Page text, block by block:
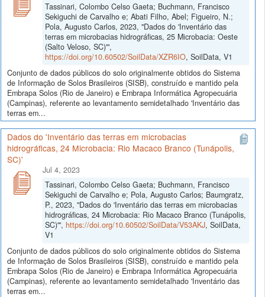
Tassinari, Colombo Celso Gaeta; Buchmann, Francisco
Sekiguchi de Carvalho e; Abati Filho, Abel; Figueiro, N.;
Pola, Augusto Carlos, 2023, "Dados do 'Inventário das
terras em microbacias hidrográficas, 25 Microbacia: Oeste
(Salto Veloso, SC)'",
https://doi.org/10.60502/SoilData/XZR6IO, SoilData, V1
Conjunto de dados públicos do solo originalmente obtidos do Sistema
de Informação de Solos Brasileiros (SISB), construído e mantido pela
Embrapa Solos (Rio de Janeiro) e Embrapa Informática Agropecuária
(Campinas), referente ao levantamento semidetalhado 'Inventário das
terras em...
Dados do 'Inventário das terras em microbacias
hidrográficas, 24 Microbacia: Rio Macaco Branco (Tunápolis,
SC)'
Jul 4, 2023
Tassinari, Colombo Celso Gaeta; Buchmann, Francisco
Sekiguchi de Carvalho e; Pola, Augusto Carlos; Baumgratz,
P., 2023, "Dados do 'Inventário das terras em microbacias
hidrográficas, 24 Microbacia: Rio Macaco Branco (Tunápolis,
SC)'", https://doi.org/10.60502/SoilData/V53AKJ, SoilData,
V1
Conjunto de dados públicos do solo originalmente obtidos do Sistema
de Informação de Solos Brasileiros (SISB), construído e mantido pela
Embrapa Solos (Rio de Janeiro) e Embrapa Informática Agropecuária
(Campinas), referente ao levantamento semidetalhado 'Inventário das
terras em...